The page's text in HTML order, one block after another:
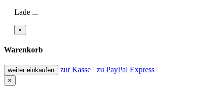
Lade ...
×
Warenkorb
weiter einkaufen zur Kasse zu PayPal Express
×